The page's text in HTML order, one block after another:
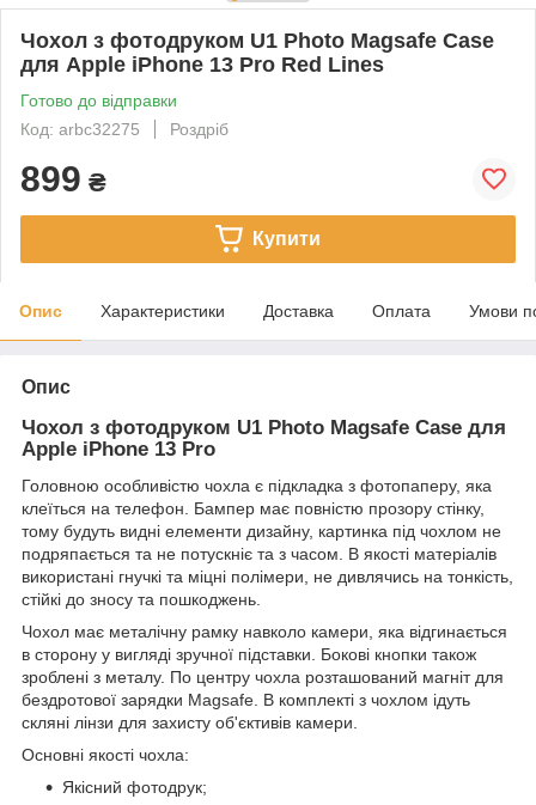
Чохол з фотодруком U1 Photo Magsafe Case
для Apple iPhone 13 Pro Red Lines
Готово до відправки
Код: arbc32275
Роздріб
899 ₴
Купити
Опис Характеристики Доставка Оплата Умови
Опис
Чохол з фотодруком U1 Photo Magsafe Case для
Apple iPhone 13 Pro
Головною особливістю чохла є підкладка з фотопаперу, яка
клеїться на телефон. Бампер має повністю прозору стінку,
тому будуть видні елементи дизайну, картинка під чохлом не
подряпається та не потускніє та з часом. В якості матеріалів
використані гнучкі та міцні полімери, не дивлячись на тонкість,
стійкі до зносу та пошкоджень.
Чохол має металічну рамку навколо камери, яка відгинається
в сторону у вигляді зручної підставки. Бокові кнопки також
зроблені з металу. По центру чохла розташований магніт для
бездротової зарядки Magsafe. В комплекті з чохлом ідуть
скляні лінзи для захисту об'єктивів камери.
Основні якості чохла:
Якісний фотодрук;